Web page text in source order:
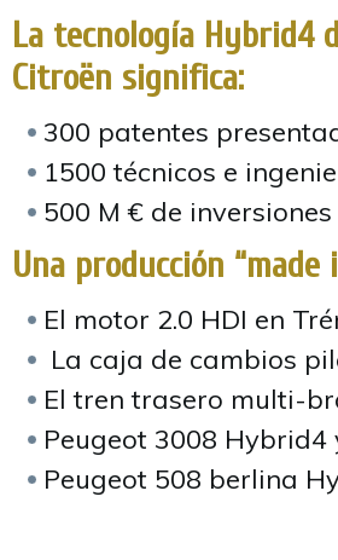
La tecnología Hybrid4
Citroën significa:
300 patentes
1500 técnicos e
500 M € de inversiones
Una producción “made
El motor 2.0 HDI en
La caja de cambios
El tren trasero multi-
Peugeot 3008 Hybrid4
Peugeot 508 berlina